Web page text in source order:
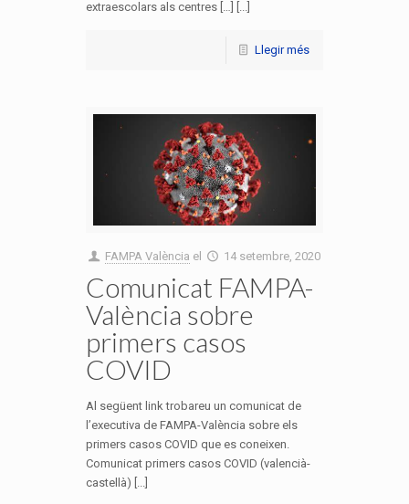
extraescolars als centres […] [...]
Llegir més
FAMPA València el 14 setembre, 2020
Comunicat FAMPA-
València sobre
primers casos
COVID
Al següent link trobareu un comunicat de
l’executiva de FAMPA-València sobre els
primers casos COVID que es coneixen.
Comunicat primers casos COVID (valencià-
castellà) [...]